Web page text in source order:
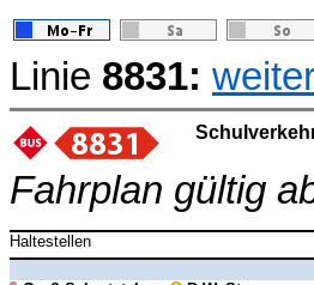
Linie 8831:
Fahrplan gültig
Haltestellen